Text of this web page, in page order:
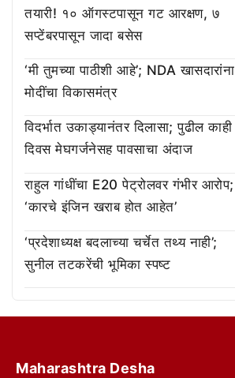
तयारी! १० ऑगस्टपासून गट आरक्षण, ७
सप्टेंबरपासून जादा बसेस
‘मी तुमच्या पाठीशी आहे’; NDA खासदारांना
मोदींचा विकासमंत्र
विदर्भात उकाड्यानंतर दिलासा; पुढील काही
दिवस मेघगर्जनेसह पावसाचा अंदाज
राहुल गांधींचा E20 पेट्रोलवर गंभीर आरोप;
‘कारचे इंजिन खराब होत आहेत’
‘प्रदेशाध्यक्ष बदलाच्या चर्चेत तथ्य नाही’;
सुनील तटकरेंची भूमिका स्पष्ट
Maharashtra Desha